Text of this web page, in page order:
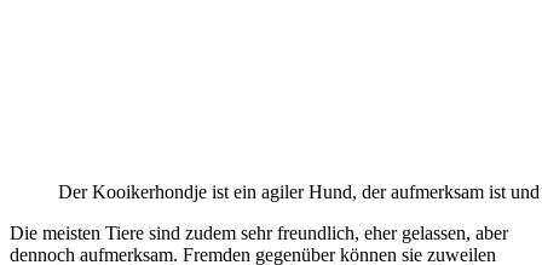
Der Kooikerhondje ist ein agiler Hund, der aufmerksam ist
Die meisten Tiere sind zudem sehr freundlich, eher gelassen, aber
dennoch aufmerksam. Fremden gegenüber können sie zuweilen